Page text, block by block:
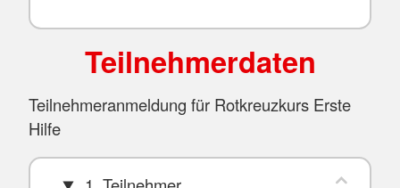
Teilnehmerdaten
Teilnehmeranmeldung für Rotkreuzkurs Erste
Hilfe